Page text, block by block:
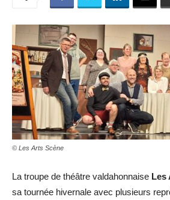
© Les Arts Scène
La troupe de théâtre valdahonnaise Les
sa tournée hivernale avec plusieurs